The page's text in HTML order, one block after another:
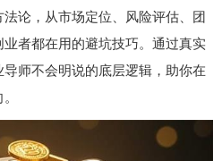
法论，从市场定位、风险评估、团
者都在用的避坑技巧。通过真实
师不会明说的底层逻辑，助你在